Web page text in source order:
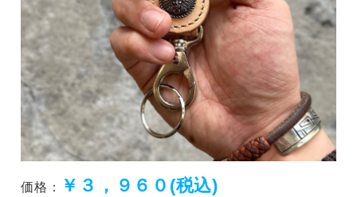
価格： ￥３，９６０(税込)